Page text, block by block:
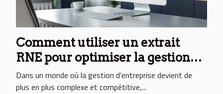
Comment utiliser un extrait
RNE pour optimiser la gestion
d'entreprise
Dans un monde où la gestion d'entreprise devient de
plus en plus complexe et compétitive,...